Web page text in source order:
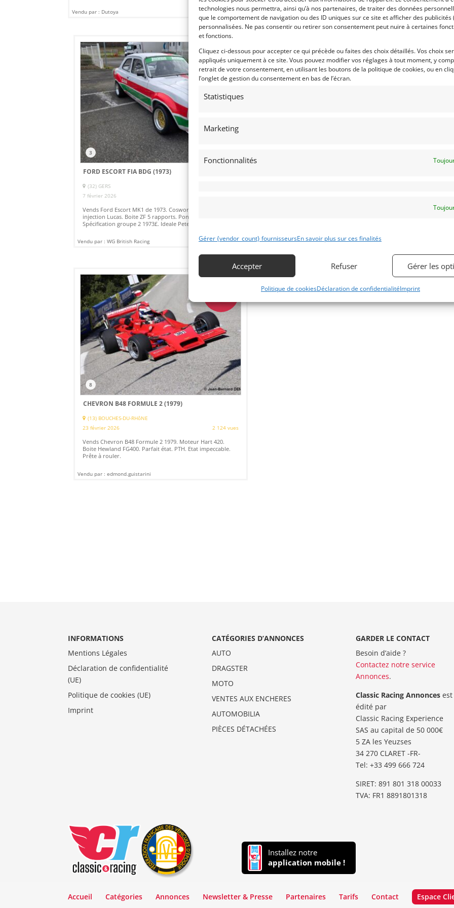
technologies nous permettra, ainsi qu’à nos partenaires, de traiter des données
que le comportement de navigation ou des ID uniques sur ce site et afficher des publicités
personnalisées. Ne pas consentir ou retirer son consentement peut nuire à certaines
et fonctions.
Cliquez ci-dessous pour accepter ce qui précède ou faites des choix détaillés. Vos choix
appliqués uniquement à ce site. Vous pouvez modifier vos réglages à tout moment, y
retrait de votre consentement, en utilisant les boutons de la politique de cookies, ou en
l’onglet de gestion du consentement en bas de l’écran.
Statistiques
Marketing
Fonctionnalités
Gérer {vendor_count} fournisseursEn savoir plus sur ces finalités
Accepter Refuser Gérer les
Politique de cookiesDéclaration de confidentialitéImprint
Vendu par : Dutoya
Vendu par : WG British Racing
PSD
3
FORD ESCORT FIA BDG (1973)
(32) GERS
7 février 2026
Vends Ford Escort MK1 de 1973. Cosworth 2L BDG
injection Lucas. Boite ZF 5 rapports. Pont Atlas.
Spécification groupe 2 1973£. Ideale Peter Auto HTC
Vendu par : WG British Racing
8
CHEVRON B48 FORMULE 2 (1979)
(13) BOUCHES-DU-RHôNE
23 février 2026
2 124 vues
Vends Chevron B48 Formule 2 1979. Moteur Hart 420.
Boite Hewland FG400. Parfait état. PTH. Etat impeccable.
Prête à rouler.
Vendu par : edmond.guistarini
INFORMATIONS
Mentions Légales
Déclaration de confidentialité
(UE)
Politique de cookies (UE)
Imprint
CATÉGORIES D’ANNONCES
AUTO
DRAGSTER
MOTO
VENTES AUX ENCHERES
AUTOMOBILIA
PIÈCES DÉTACHÉES
GARDER LE CONTACT
Besoin d’aide ?
Contactez notre service
Annonces.
Classic Racing Annoncesest
édité par
Classic Racing Experience
SAS au capital de 50 000€
5 ZA les Yeuzses
34 270 CLARET -FR-
Tel: ‭+33 499 666 724‬
SIRET: 891 801 318 00033
TVA: FR1 8891801318
Installez notre
application mobile !
Accueil Catégories Annonces Newsletter & Presse Partenaires Tarifs Contact Espace